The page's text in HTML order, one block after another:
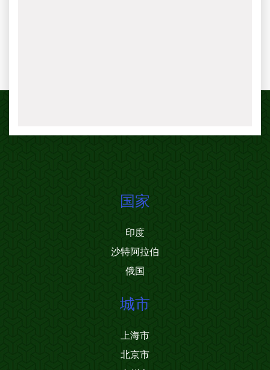
国家
印度
沙特阿拉伯
俄国
城市
上海市
北京市